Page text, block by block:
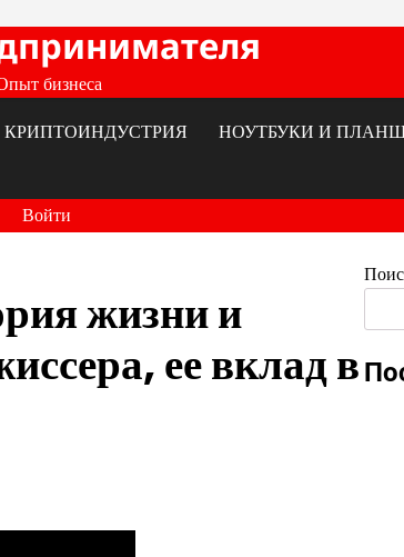
бизнеса
КРИПТОИНДУСТРИЯ НОУТБУКИ И
Войти
жизни и
ее вклад в